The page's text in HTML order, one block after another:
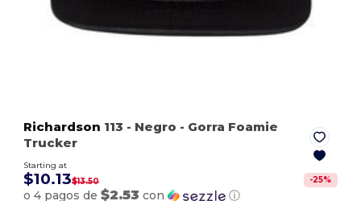
Richardson 113 - Negro - Gorra Foamie
Trucker
Starting at
$10.13$13.50 -25%
o 4 pagos de$2.53 con ⓘ